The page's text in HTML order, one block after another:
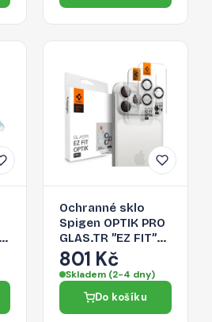
Ochranné sklo
Spigen OPTIK PRO
GLAS.TR ”EZ FIT”
pro iPhone 16 Pro /
17 Pro - stříbrná
801 Kč
Skladem (2-4 dny)
Do košíku